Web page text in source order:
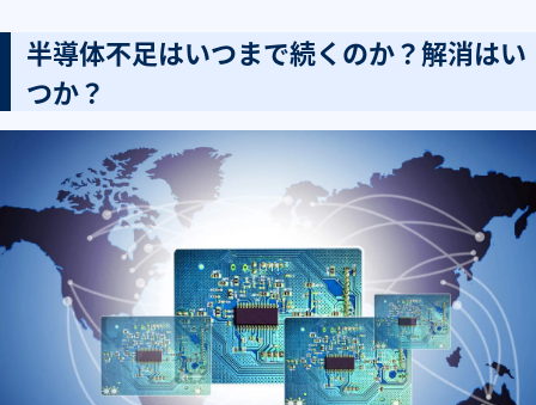
半導体不足はいつまで続くのか？解消はい
つか？